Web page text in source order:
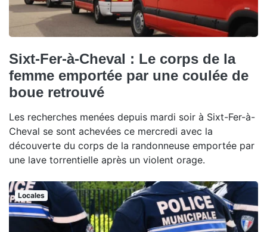
Sixt-Fer-à-Cheval : Le corps de la
femme emportée par une coulée de
boue retrouvé
Les recherches menées depuis mardi soir à Sixt-Fer-à-
Cheval se sont achevées ce mercredi avec la
découverte du corps de la randonneuse emportée par
une lave torrentielle après un violent orage.
Locales